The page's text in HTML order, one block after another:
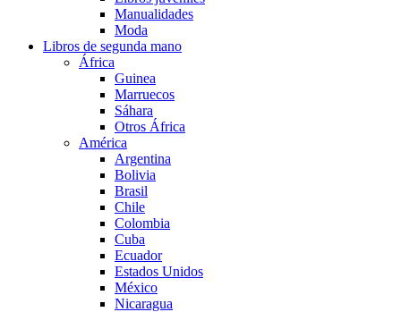
Manualidades
Moda
Libros de segunda mano
África
Guinea
Marruecos
Sáhara
Otros África
América
Argentina
Bolivia
Brasil
Chile
Colombia
Cuba
Ecuador
Estados Unidos
México
Nicaragua